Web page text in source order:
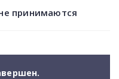
принимаются